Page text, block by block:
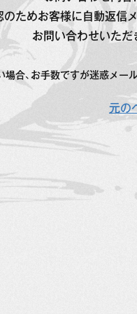
のためお客様に自動返信
お問い合わせいただ
合、お手数ですが迷惑メー
元の